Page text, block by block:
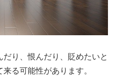
り、恨んだり、貶めたいと
る可能性があります。